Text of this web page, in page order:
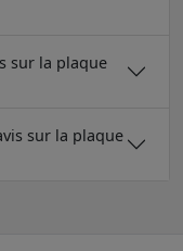
sur la plaque
sur la plaque